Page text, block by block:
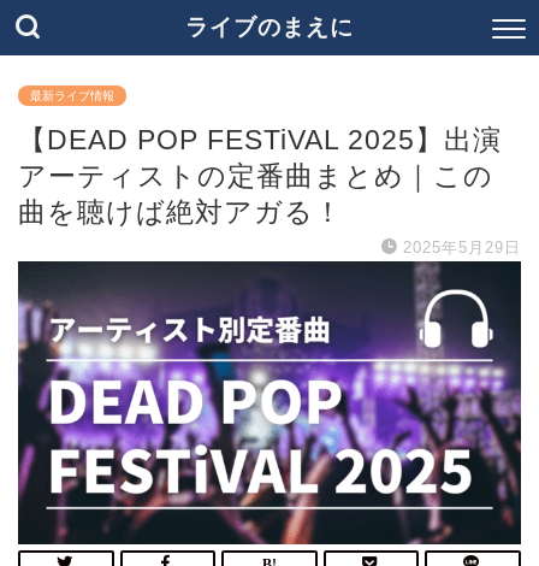
ライブのまえに
最新ライブ情報
【DEAD POP FESTiVAL 2025】出演
アーティストの定番曲まとめ｜この
曲を聴けば絶対アガる！
2025年5月29日